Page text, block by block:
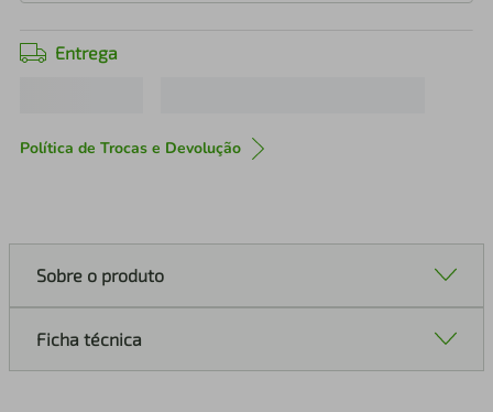
Entrega
Política de Trocas e Devolução
Sobre o produto
Ficha técnica